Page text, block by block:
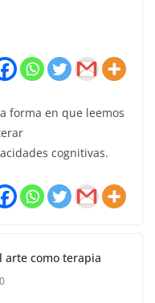
forma en que leemos
cognitivas.
arte como terapia